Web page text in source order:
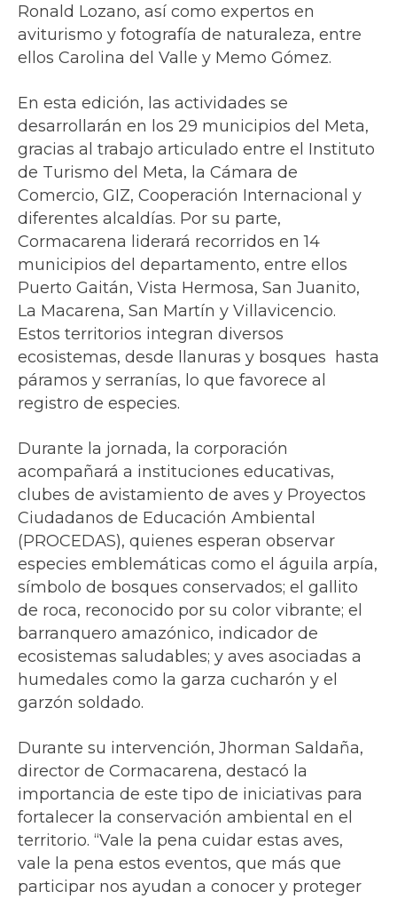
Ronald Lozano, así como expertos en
aviturismo y fotografía de naturaleza, entre
ellos Carolina del Valle y Memo Gómez.
En esta edición, las actividades se
desarrollarán en los 29 municipios del Meta,
gracias al trabajo articulado entre el Instituto
de Turismo del Meta, la Cámara de
Comercio, GIZ, Cooperación Internacional y
diferentes alcaldías. Por su parte,
Cormacarena liderará recorridos en 14
municipios del departamento, entre ellos
Puerto Gaitán, Vista Hermosa, San Juanito,
La Macarena, San Martín y Villavicencio.
Estos territorios integran diversos
ecosistemas, desde llanuras y bosques hasta
páramos y serranías, lo que favorece al
registro de especies.
Durante la jornada, la corporación
acompañará a instituciones educativas,
clubes de avistamiento de aves y Proyectos
Ciudadanos de Educación Ambiental
(PROCEDAS), quienes esperan observar
especies emblemáticas como el águila arpía,
símbolo de bosques conservados; el gallito
de roca, reconocido por su color vibrante; el
barranquero amazónico, indicador de
ecosistemas saludables; y aves asociadas a
humedales como la garza cucharón y el
garzón soldado.
Durante su intervención, Jhorman Saldaña,
director de Cormacarena, destacó la
importancia de este tipo de iniciativas para
fortalecer la conservación ambiental en el
territorio. “Vale la pena cuidar estas aves,
vale la pena estos eventos, que más que
participar nos ayudan a conocer y proteger